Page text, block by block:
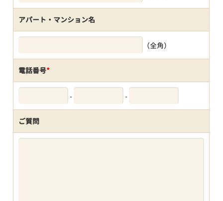
アパート・マンション名
（全角）
電話番号*
- -
ご質問